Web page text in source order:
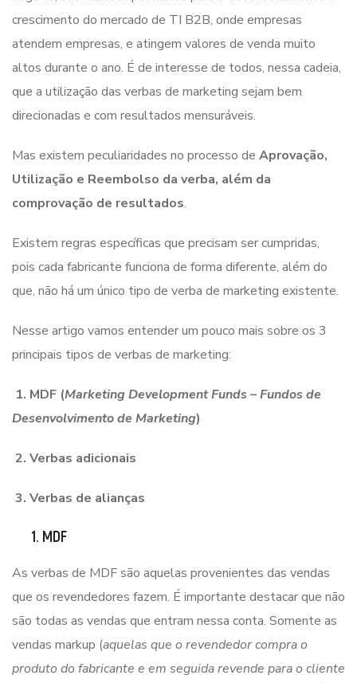
crescimento do mercado de TI B2B, onde empresas
atendem empresas, e atingem valores de venda muito
altos durante o ano. É de interesse de todos, nessa cadeia,
que a utilização das verbas de marketing sejam bem
direcionadas e com resultados mensuráveis.
Mas existem peculiaridades no processo de Aprovação,
Utilização e Reembolso da verba, além da
comprovação de resultados.
Existem regras específicas que precisam ser cumpridas,
pois cada fabricante funciona de forma diferente, além do
que, não há um único tipo de verba de marketing existente.
Nesse artigo vamos entender um pouco mais sobre os 3
principais tipos de verbas de marketing:
1. MDF (Marketing Development Funds – Fundos de
Desenvolvimento de Marketing)
2. Verbas adicionais
3. Verbas de alianças
1. MDF
As verbas de MDF são aquelas provenientes das vendas
que os revendedores fazem. É importante destacar que não
são todas as vendas que entram nessa conta. Somente as
vendas markup (aquelas que o revendedor compra o
produto do fabricante e em seguida revende para o cliente